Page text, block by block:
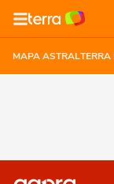
MAPA ASTRAL